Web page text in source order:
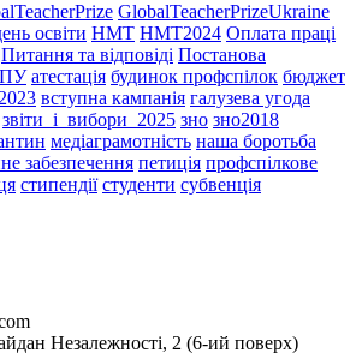
GlobalTeacherPrizeUkraine
освіти НМТ НМТ2024 Оплата праці
Питання та відповіді Постанова
атестація будинок профспілок бюджет
вступна кампанія галузева угода
звіти_і_вибори_2025 зно зно2018
медіаграмотність наша боротьба
забезпечення петиція профспілкове
стипендії студенти субвенція
Незалежності, 2 (6-ий поверх)